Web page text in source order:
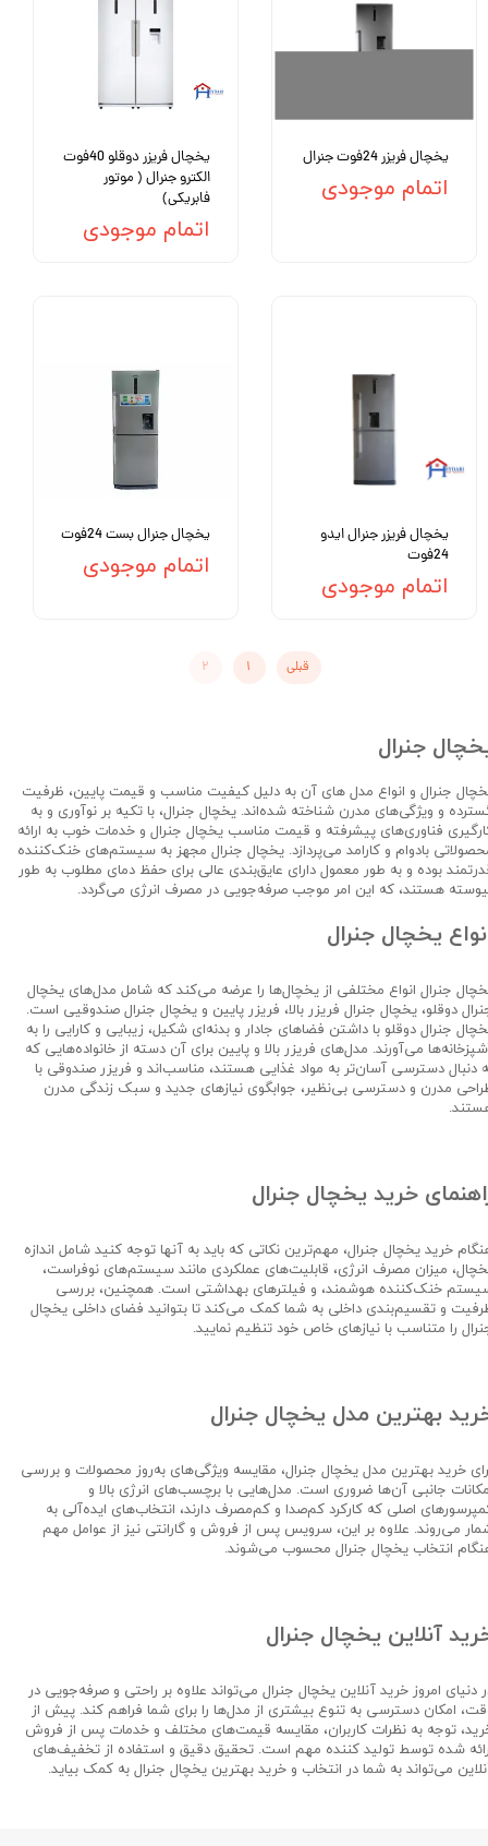
یخچال فریزر 24فوت جنرال
اتمام موجودی
یخچال فریزر دوقلو 40فوت
الکترو جنرال ( موتور
فابریکی)
اتمام موجودی
یخچال فریزر جنرال ایدو
24فوت
اتمام موجودی
یخچال جنرال بست 24فوت
اتمام موجودی
قبلی ۱ ۲
جنرال
جنرال و انواع مدل های آن به دلیل کیفیت مناسب و قیمت پایین، ظرفیت
و ویژگی‌های مدرن شناخته شده‌اند. یخچال جنرال، با تکیه بر نوآوری و به
فناوری‌های پیشرفته و قیمت مناسب یخچال جنرال و خدمات خوب به ارائه
بادوام و کارامد می‌پردازد. یخچال‌ جنرال مجهز به سیستم‌های خنک‌کننده
بوده و به طور معمول دارای عایق‌بندی عالی برای حفظ دمای مطلوب به طور
هستند، که این امر موجب صرفه‌جویی در مصرف انرژی می‌گردد.
یخچال جنرال
جنرال انواع مختلفی از یخچال‌ها را عرضه می‌کند که شامل مدل‌های یخچال
دوقلو، یخچال جنرال فریزر بالا، فریزر پایین و یخچال جنرال صندوقیی است.
جنرال دوقلو با داشتن فضاهای جادار و بدنه‌ای شکیل، زیبایی و کارایی را به
می‌آورند. مدل‌های فریزر بالا و پایین برای آن دسته از خانواده‌هایی که
دنبال دسترسی آسان‌تر به مواد غذایی هستند، مناسب‌اند و فریزر صندوقی با
مدرن و دسترسی بی‌نظیر، جوابگوی نیازهای جدید و سبک زندگی مدرن
خرید یخچال جنرال
خرید یخچال جنرال، مهم‌ترین نکاتی که باید به آنها توجه کنید شامل اندازه
میزان مصرف انرژی، قابلیت‌های عملکردی مانند سیستم‌های نوفراست،
خنک‌کننده هوشمند، و فیلترهای بهداشتی است. همچنین، بررسی
و تقسیم‌بندی داخلی به شما کمک می‌کند تا بتوانید فضای داخلی یخچال
را متناسب با نیازهای خاص خود تنظیم نمایید.
بهترین مدل یخچال جنرال
خرید بهترین مدل یخچال جنرال، مقایسه ویژگی‌های به‌روز محصولات و بررسی
جانبی آن‌ها ضروری است. مدل‌هایی با برچسب‌های انرژی بالا و
اصلی که کارکرد کم‌صدا و کم‌مصرف دارند، انتخاب‌های ایده‌آلی به
می‌روند. علاوه بر این، سرویس پس از فروش و گارانتی نیز از عوامل مهم
انتخاب یخچال جنرال محسوب می‌شوند.
آنلاین یخچال جنرال
دنیای امروز خرید آنلاین یخچال جنرال می‌تواند علاوه بر راحتی و صرفه‌جویی در
امکان دسترسی به تنوع بیشتری از مدل‌ها را برای شما فراهم کند. پیش از
توجه به نظرات کاربران، مقایسه قیمت‌های مختلف و خدمات پس از فروش
شده توسط تولید کننده مهم است. تحقیق دقیق و استفاده از تخفیف‌های
می‌تواند به شما در انتخاب و خرید بهترین یخچال جنرال به کمک بیاید.